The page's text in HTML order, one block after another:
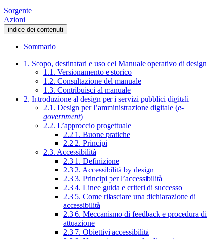
Sorgente
Azioni
indice dei contenuti
Sommario
1. Scopo, destinatari e uso del Manuale operativo di design
1.1. Versionamento e storico
1.2. Consultazione del manuale
1.3. Contribuisci al manuale
2. Introduzione al design per i servizi pubblici digitali
2.1. Design per l’amministrazione digitale (e-
government)
2.2. L’approccio progettuale
2.2.1. Buone pratiche
2.2.2. Principi
2.3. Accessibilità
2.3.1. Definizione
2.3.2. Accessibilità by design
2.3.3. Principi per l’accessibilità
2.3.4. Linee guida e criteri di successo
2.3.5. Come rilasciare una dichiarazione di
accessibilità
2.3.6. Meccanismo di feedback e procedura di
attuazione
2.3.7. Obiettivi accessibilità